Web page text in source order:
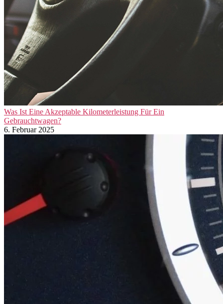
Was Ist Eine Akzeptable Kilometerleistung Für Ein
Gebrauchtwagen?
6. Februar 2025